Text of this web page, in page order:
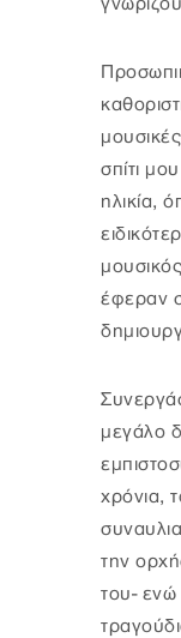
σπίτι
ηλικία,
έφεραν
μεγάλο
χρόνια,
την
του- ενώ